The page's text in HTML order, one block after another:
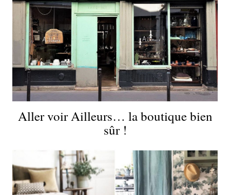
Aller voir Ailleurs… la boutique bien
sûr !